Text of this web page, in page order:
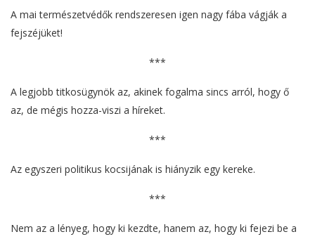
A mai természetvédők rendszeresen igen nagy fába vágják a
fejszéjüket!
***
A legjobb titkosügynök az, akinek fogalma sincs arról, hogy ő
az, de mégis hozza-viszi a híreket.
***
Az egyszeri politikus kocsijának is hiányzik egy kereke.
***
Nem az a lényeg, hogy ki kezdte, hanem az, hogy ki fejezi be a